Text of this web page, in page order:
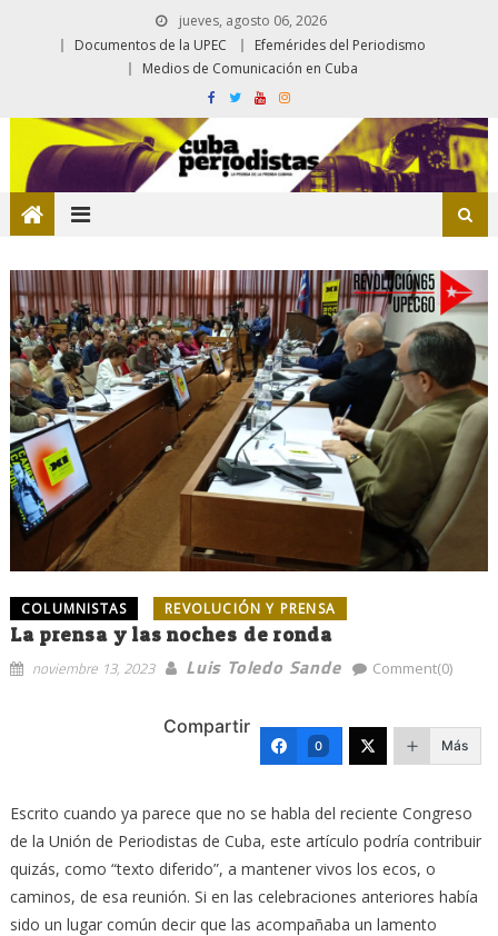
jueves, agosto 06, 2026
Documentos de la UPEC
Efemérides del Periodismo
Medios de Comunicación en Cuba
COLUMNISTAS REVOLUCIÓN Y PRENSA
La prensa y las noches de ronda
noviembre 13, 2023 Luis Toledo Sande Comment(0)
Compartir
0 Más
Escrito cuando ya parece que no se habla del reciente Congreso
de la Unión de Periodistas de Cuba, este artículo podría contribuir
quizás, como “texto diferido”, a mantener vivos los ecos, o
caminos, de esa reunión. Si en las celebraciones anteriores había
sido un lugar común decir que las acompañaba un lamento